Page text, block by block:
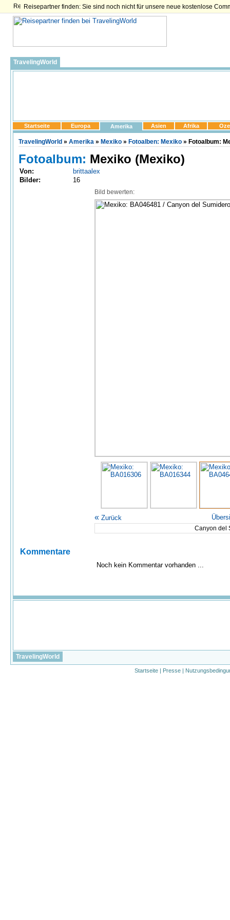
Reisepartner finden: Sie sind noch nicht für unsere neue kostenlose
TravelingWorld
Startseite Europa Amerika Asien Afrika
TravelingWorld » Amerika » Mexiko » Fotoalben: Mexiko » Fotoalbum:
Fotoalbum: Mexiko (Mexiko)
Von:
brittaalex
Bilder:
16
Bild bewerten:
« Zurück
Canyon del
Kommentare
Noch kein Kommentar vorhanden ...
TravelingWorld
Startseite | Presse |